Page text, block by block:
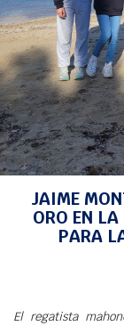
INICIO>NOTICIAS>
DE ORO EN LA
JÓVENES PROMESAS
JAIME
ORO EN
PARA
El regatista